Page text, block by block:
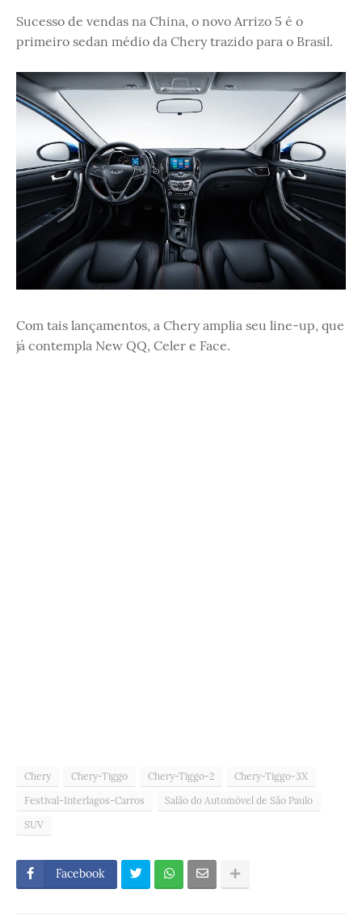
Sucesso de vendas na China, o novo Arrizo 5 é o
primeiro sedan médio da Chery trazido para o Brasil.
Com tais lançamentos, a Chery amplia seu line-up, que
já contempla New QQ, Celer e Face.
Chery Chery-Tiggo Chery-Tiggo-2
Chery-Tiggo-3X
Festival-Interlagos-Carros
Salão do Automóvel de São Paulo
SUV
Facebook